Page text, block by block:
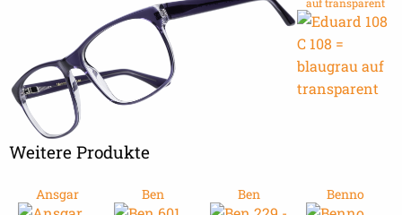
Weitere Produkte
Ansgar Ben Ben Benno